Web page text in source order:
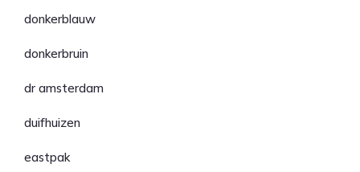
donkerblauw
donkerbruin
dr amsterdam
duifhuizen
eastpak